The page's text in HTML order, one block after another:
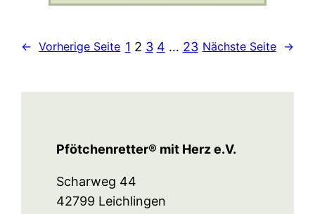
← Vorherige Seite 1 2 3 4 … 23 Nächste Seite →
Pfötchenretter® mit Herz e.V.
Scharweg 44
42799 Leichlingen